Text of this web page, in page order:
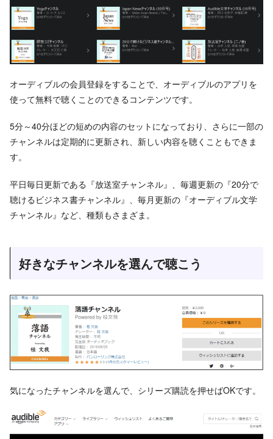
オーディブルの会員登録をすることで、オーディブルのアプリを
使って無料で聴くことのできるコンテンツです。
5分～40分ほどの短めの内容のセットになっており、さらに一部の
チャンネルは定期的に更新され、新しい内容を聴くこともできま
す。
平日毎日更新である『放送室チャンネル』、毎週更新の『20分で
聴けるビジネス書チャンネル』、毎月更新の『オーディブル文学
チャンネル』など、種類もさまざま。
好きなチャンネルを選んで聴こう
気になったチャンネルを選んで、シリーズ購読を押せばOKです。